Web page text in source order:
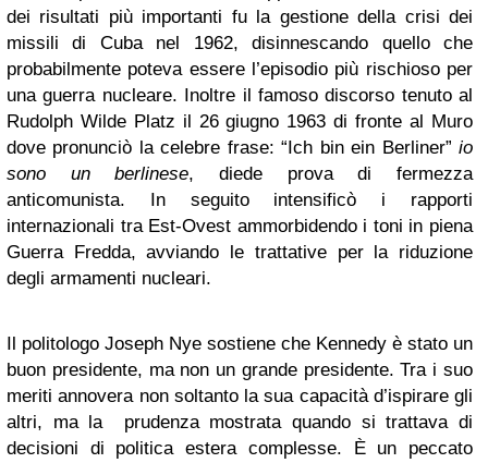
dei risultati più importanti fu la gestione della crisi dei
missili di Cuba nel 1962, disinnescando quello che
probabilmente poteva essere l’episodio più rischioso per
una guerra nucleare. Inoltre il famoso discorso tenuto al
Rudolph Wilde Platz il 26 giugno 1963 di fronte al Muro
dove pronunciò la celebre frase: “Ich bin ein Berliner” io
sono un berlinese, diede prova di fermezza
anticomunista. In seguito intensificò i rapporti
internazionali tra Est-Ovest ammorbidendo i toni in piena
Guerra Fredda, avviando le trattative per la riduzione
degli armamenti nucleari.
Il politologo Joseph Nye sostiene che Kennedy è stato un
buon presidente, ma non un grande presidente. Tra i suo
meriti annovera non soltanto la sua capacità d’ispirare gli
altri, ma la prudenza mostrata quando si trattava di
decisioni di politica estera complesse. È un peccato